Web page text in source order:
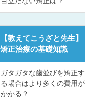
【教えてこうざと先生】
矯正治療の基礎知識
ガタガタな歯並びを矯正す
る場合はより多くの費用が
かかる？